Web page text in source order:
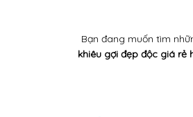
Bạn đang muốn tìm
khiêu gợi đẹp độc giá rẻ